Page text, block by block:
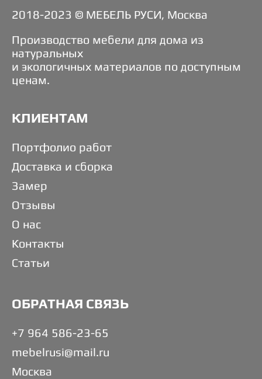
2018-2023 © МЕБЕЛЬ РУСИ, Москва
Производство мебели для дома из
натуральных
и экологичных материалов по доступным
ценам.
КЛИЕНТАМ
Портфолио работ
Доставка и сборка
Замер
Отзывы
О нас
Контакты
Статьи
ОБРАТНАЯ СВЯЗЬ
+7 964 586-23-65
mebelrusi@mail.ru
Москва